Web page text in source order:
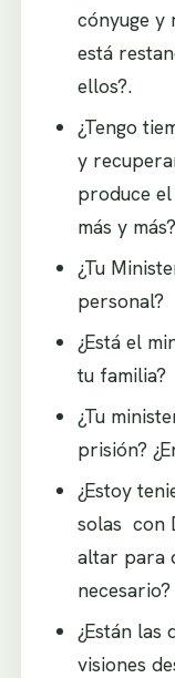
cónyuge y
está
ellos?.
¿Tengo
y
produce
más y más?
¿Tu
personal?
¿Está el
tu familia?
¿Tu
prisión?
¿Estoy
solas con
altar para
necesario?
¿Están las
visiones